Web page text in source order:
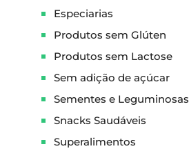
Especiarias
Produtos sem Glúten
Produtos sem Lactose
Sem adição de açúcar
Sementes e Leguminosas
Snacks Saudáveis
Superalimentos